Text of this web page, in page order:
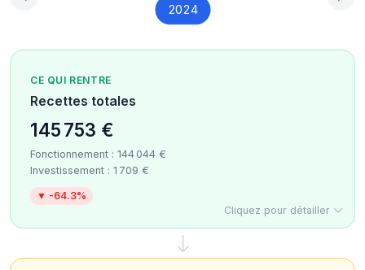
2024
CE QUI RENTRE
Recettes totales
145 753 €
Fonctionnement : 144 044 €
Investissement : 1 709 €
▼ -64.3%
Cliquez pour détailler